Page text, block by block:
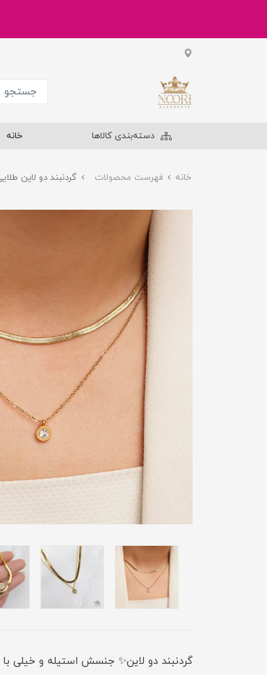
دسته‌بندی کالاها خانه
خانه فهرست محصولات گردنبند دو لاین
گردنبند دو لاین✨ جنسش استیله و خیلی